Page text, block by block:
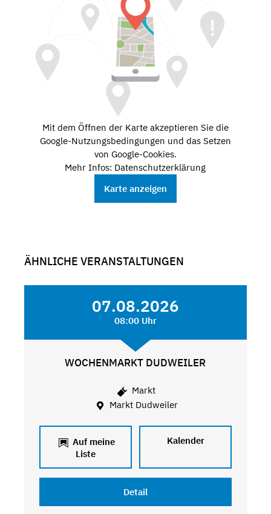
Mit dem Öffnen der Karte akzeptieren Sie die
Google-Nutzungsbedingungen und das Setzen
von Google-Cookies.
Mehr Infos: Datenschutzerklärung
Karte anzeigen
ÄHNLICHE VERANSTALTUNGEN
07.08.2026
08:00 Uhr
WOCHENMARKT DUDWEILER
Markt
Markt Dudweiler
Auf meine
Liste
Kalender
Detail